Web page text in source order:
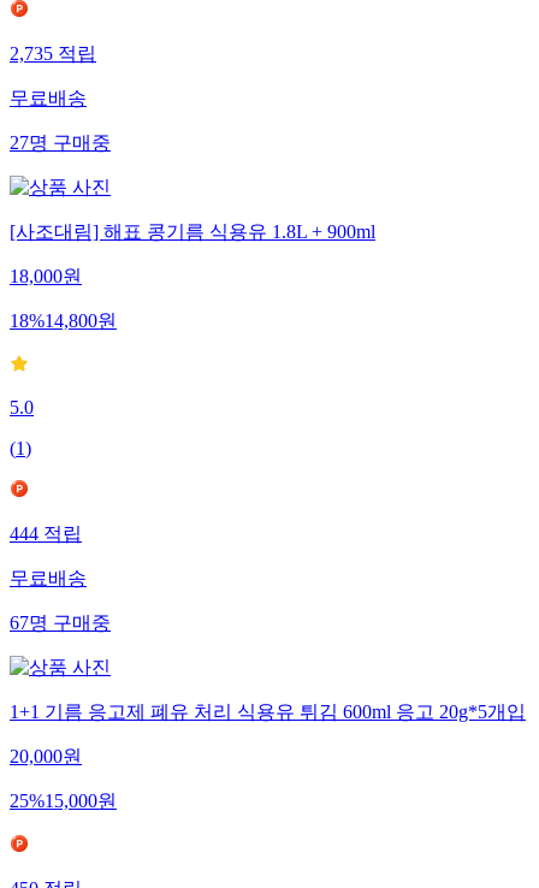
2,735적립
무료배송
27명구매중
[사조대림] 해표 콩기름 식용유 1.8L + 900ml
18,000원
18%14,800원
5.0
(1)
444적립
무료배송
67명구매중
1+1 기름 응고제 폐유 처리 식용유 튀김 600ml 응고 20g*5개입
20,000원
25%15,000원